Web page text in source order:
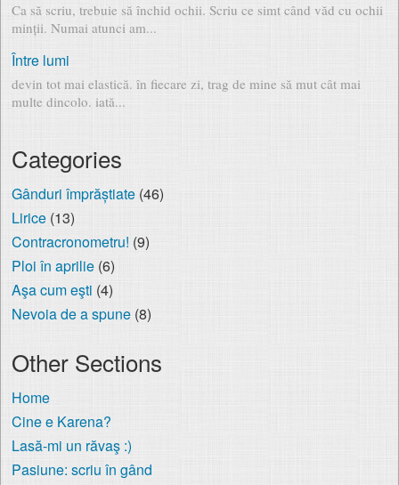
Ca să scriu, trebuie să închid ochii. Scriu ce simt când văd cu ochii
minții. Numai atunci am...
Între lumi
devin tot mai elastică. în fiecare zi, trag de mine să mut cât mai
multe dincolo. iată...
Categories
Gânduri împrăștiate(46)
Lirice(13)
Contracronometru! (9)
Ploi în aprilie(6)
Aşa cum eşti (4)
Nevoia de a spune(8)
Other Sections
Home
Cine e Karena?
Lasă-mi un răvaş :)
Pasiune: scriu în gând